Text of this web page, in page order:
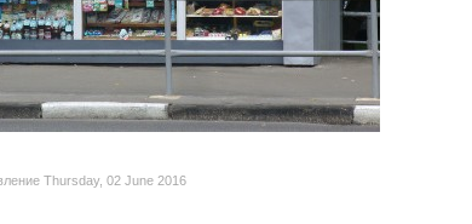
Thursday, 02 June 2016